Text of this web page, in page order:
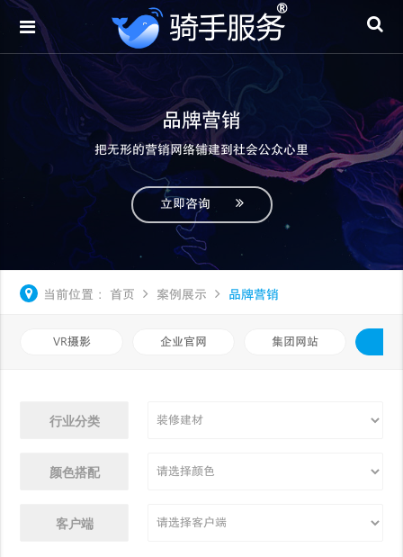
品牌营销
把无形的营销网络铺建到社会公众心里
立即咨询
当前位置： 首页 案例展示 品牌营销
VR摄影 企业官网 集团网站
行业分类
颜色搭配
客户端